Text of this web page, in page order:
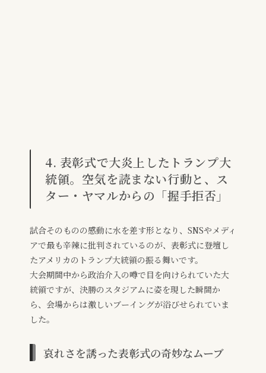
4. 表彰式で大炎上したトランプ大
統領。空気を読まない行動と、ス
ター・ヤマルからの「握手拒否」
試合そのものの感動に水を差す形となり、SNSやメディ
アで最も辛辣に批判されているのが、表彰式に登壇し
たアメリカのトランプ大統領の振る舞いです。
大会期間中から政治介入の噂で目を向けられていた大
統領ですが、決勝のスタジアムに姿を現した瞬間か
ら、会場からは激しいブーイングが浴びせられていま
した。
哀れさを誘った表彰式の奇妙なムーブ